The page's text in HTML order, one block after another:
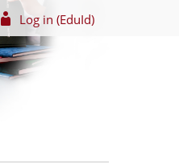
Log in (EduId)